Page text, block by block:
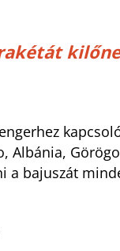
Albánia,
a bajuszát